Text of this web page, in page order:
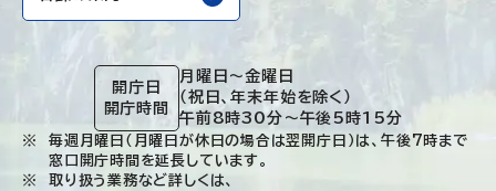
開庁日
開庁時間
月曜日～金曜日
（祝日、年末年始を除く）
午前8時30分～午後5時15分
毎週月曜日（月曜日が休日の場合は翌開庁日）は、午後7時まで
窓口開庁時間を延長しています。
取り扱う業務など詳しくは、